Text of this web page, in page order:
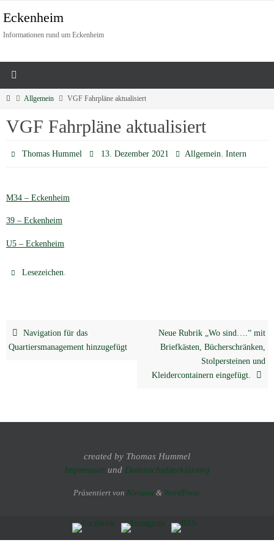
Eckenheim
Informationen rund um Eckenheim
Allgemein VGF Fahrpläne aktualisiert
VGF Fahrpläne aktualisiert
Thomas Hummel 13. Dezember 2021 Allgemein, Intern
M34 – Eckenheim
39 – Eckenheim
U5 – Eckenheim
Lesezeichen.
Navigation für das
Quartiersmanagement hinzugefügt
Neue Rubrik „Wo sind….“ mit
Briefkästen, Bücherschränken,
Stolpersteinen und
Kleidercontainern eingefügt.
created by Thomas Hummel
Impressum und Datenschutzerklärung
Präsentiert von Nirvana & WordPress.